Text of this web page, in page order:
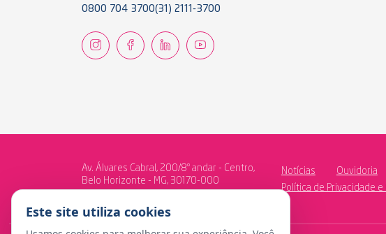
0800 704 3700(31) 2111-3700
Av. Álvares Cabral, 200/8º andar - Centro,
Belo Horizonte - MG, 30170-000
Notícias Ouvidoria
Política de Privacidade
Este site utiliza cookies